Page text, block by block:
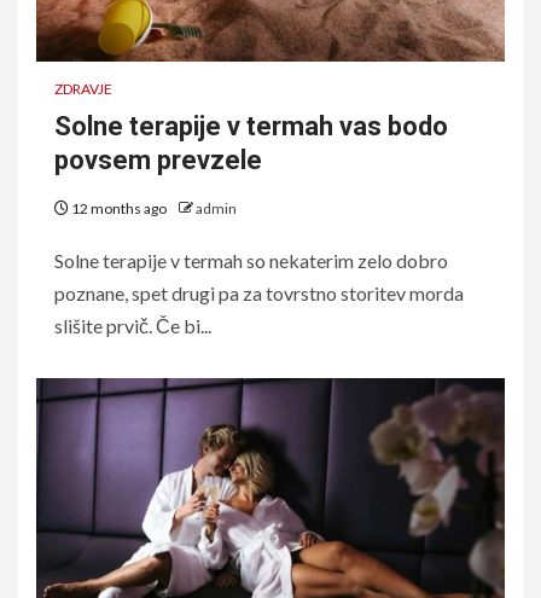
ZDRAVJE
Solne terapije v termah vas bodo
povsem prevzele
12 months ago admin
Solne terapije v termah so nekaterim zelo dobro
poznane, spet drugi pa za tovrstno storitev morda
slišite prvič. Če bi...